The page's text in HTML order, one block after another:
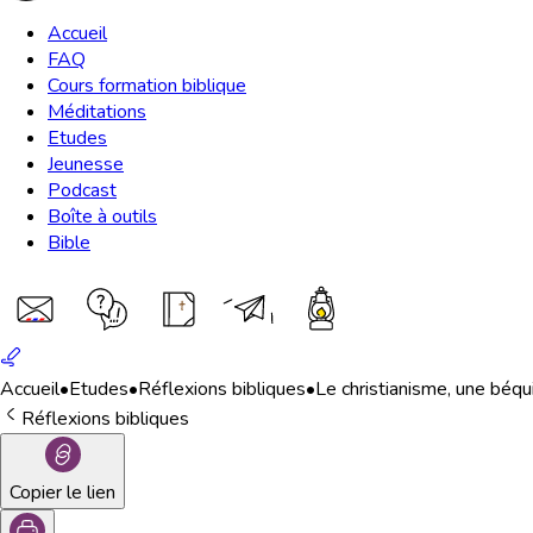
Accueil
FAQ
Cours formation biblique
Méditations
Etudes
Jeunesse
Podcast
Boîte à outils
Bible
Accueil•Etudes•Réflexions bibliques•Le christianisme, une
Réflexions bibliques
Copier le lien